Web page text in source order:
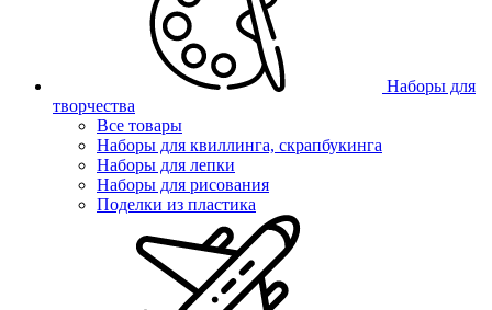
Наборы для
творчества
Все товары
Наборы для квиллинга, скрапбукинга
Наборы для лепки
Наборы для рисования
Поделки из пластика